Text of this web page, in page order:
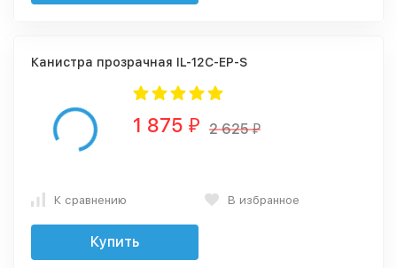
Канистра прозрачная IL-12C-EP-S
1 875 ₽ 2 625₽
К сравнению В избранное
Купить